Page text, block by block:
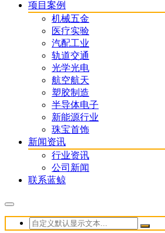
项目案例
机械五金
医疗实验
汽配工业
轨道交通
光学光电
航空航天
塑胶制造
半导体电子
新能源行业
珠宝首饰
新闻资讯
行业资讯
公司新闻
联系蓝鲸